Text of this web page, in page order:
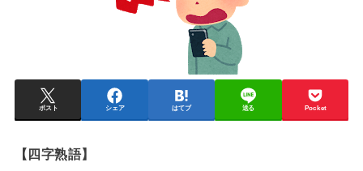
ポスト シェア はてブ 送る Pocket
【四字熟語】